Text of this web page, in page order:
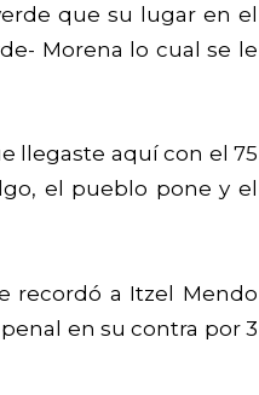
que su lugar en el
Morena lo cual se le
llegaste aquí con el 75
el pueblo pone y el
recordó a Itzel Mendo
en su contra por 3